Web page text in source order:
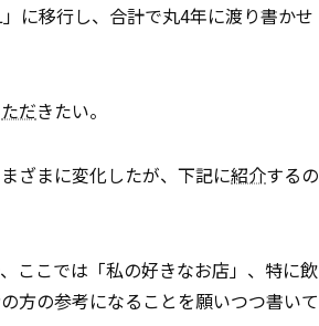
に移行し、合計で丸4年に渡り書かせ
ただきたい。
ざまに変化したが、下記に紹介するの
ここでは「私の好きなお店」、特に飲
方の参考になることを願いつつ書いて